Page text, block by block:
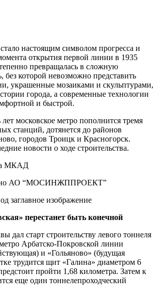
настоящим символом прогресса и
открытия первой линии в 1935
превращалась в сложную
без которой невозможно представить
украшенные мозаиками и скульптурами,
города, а современные технологии
и быстрой.
московское метро пополнится тремя
станций, дотянется до районов
городов Троицк и Красногорск.
новости о ходе строительства.
АО “МОСИНЖППРОЕКТ”
заглавное изображение
перестанет быть конечной
дал старт строительству левого тоннеля
Арбатско-Покровской линии
и «Гольяново» (будущая
трудится щит «Галина» диаметром 6
пройти 1,68 километра. Затем к
еще один тоннелепроходческий